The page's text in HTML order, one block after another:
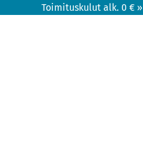
Toimituskulut alk. 0 € »